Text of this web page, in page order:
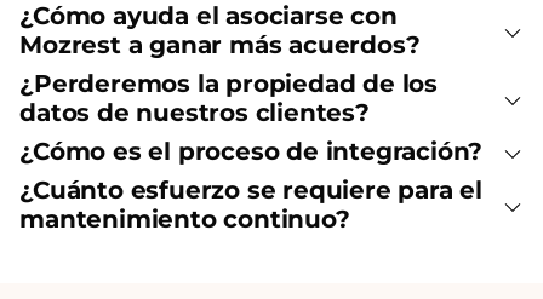
¿Cómo ayuda el asociarse con
Mozrest a ganar más acuerdos?
¿Perderemos la propiedad de los
datos de nuestros clientes?
¿Cómo es el proceso de integración?
¿Cuánto esfuerzo se requiere para el
mantenimiento continuo?